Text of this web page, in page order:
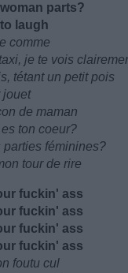
parts?
laugh
comme
je te vois
tétant un petit pois
jouet
de maman
ton coeur?
parties féminines?
tour de rire
fuckin' ass
fuckin' ass
fuckin' ass
fuckin' ass
foutu cul